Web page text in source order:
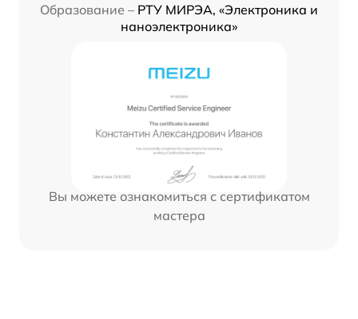
Образование – РТУ МИРЭА, «Электроника и
наноэлектроника»
Вы можете ознакомиться с сертификатом
мастера